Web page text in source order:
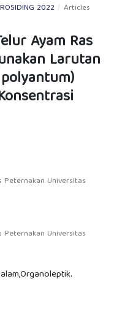
2022 / Articles
Ayam Ras
Larutan
Universitas
Universitas